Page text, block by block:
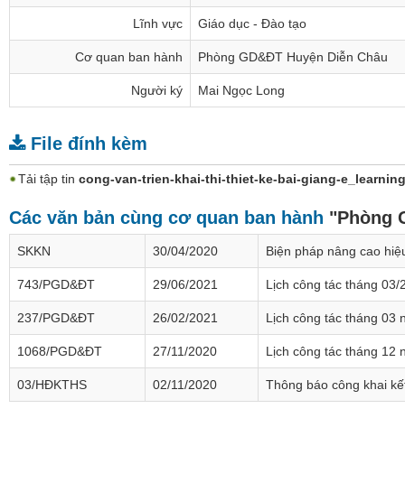
Lĩnh vực Giáo dục - Đào tạo
Cơ quan ban hành Phòng GD&ĐT Huyện Diễn Châu
Người ký Mai Ngọc Long
File đính kèm
Tải tập tin cong-van-trien-khai-thi-thiet-ke-bai-giang-
Các văn bản cùng cơ quan ban hành "Phòng
SKKN 30/04/2020 Biện pháp nâng cao
743/PGD&ĐT 29/06/2021 Lịch công tác tháng 03/
237/PGD&ĐT 26/02/2021 Lịch công tác tháng 03
1068/PGD&ĐT 27/11/2020 Lịch công tác tháng 12
03/HĐKTHS 02/11/2020 Thông báo công khai